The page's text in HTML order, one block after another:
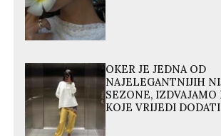
OKER JE JEDNA OD
NAJELEGANTNIJIH
SEZONE, IZDVAJAMO
KOJE VRIJEDI